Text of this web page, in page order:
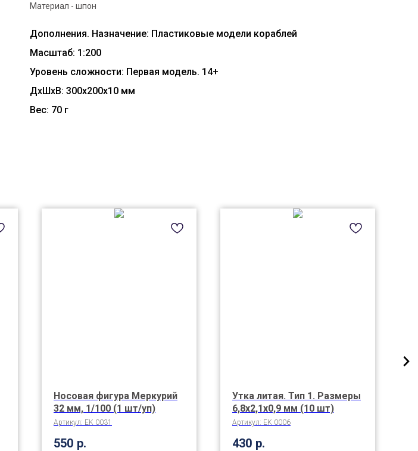
Материал - шпон
Дополнения. Назначение: Пластиковые модели кораблей
Масштаб: 1:200
Уровень сложности: Первая модель. 14+
ДxШxВ: 300x200x10 мм
Вес: 70 г
Носовая фигура Меркурий
32 мм, 1/100 (1 шт/уп)
Артикул: EK 0031
550 р.
Утка литая. Тип 1. Размеры
6,8х2,1х0,9 мм (10 шт)
Артикул: EK 0006
430 р.